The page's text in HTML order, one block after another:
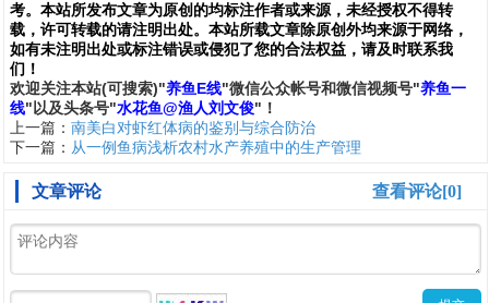
考。本站所发布文章为原创的均标注作者或来源，未经授权不得转
载，许可转载的请注明出处。本站所载文章除原创外均来源于网络，
如有未注明出处或标注错误或侵犯了您的合法权益，请及时联系我
们 ！
欢迎关注本站(可搜索)"养鱼E线"微信公众帐号和微信视频号"养鱼一
线" 以及头条号"水花鱼@渔人刘文俊"！
上一篇： 南美白对虾红体病的鉴别与综合防治
下一篇： 从一例鱼病浅析农村水产养殖中的生产管理
查看评论[0]
文章评论